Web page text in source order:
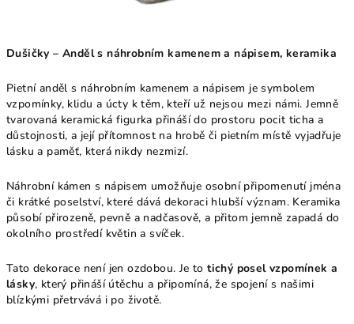
Dušičky – Anděl s náhrobním kamenem a nápisem, keramika
Pietní anděl s náhrobním kamenem a nápisem je symbolem
vzpomínky, klidu a úcty k těm, kteří už nejsou mezi námi. Jemně
tvarovaná keramická figurka přináší do prostoru pocit ticha a
důstojnosti, a její přítomnost na hrobě či pietním místě vyjadřuje
lásku a paměť, která nikdy nezmizí.
Náhrobní kámen s nápisem umožňuje osobní připomenutí jména
či krátké poselství, které dává dekoraci hlubší význam. Keramika
působí přirozeně, pevně a nadčasově, a přitom jemně zapadá do
okolního prostředí květin a svíček.
Tato dekorace není jen ozdobou. Je totichý posel vzpomínek a
lásky, který přináší útěchu a připomíná, že spojení s našimi
blízkými přetrvává i po životě.